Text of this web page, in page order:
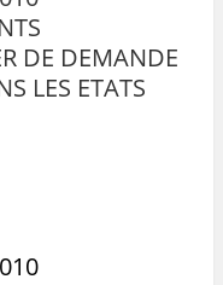
DE DEMANDE
LES ETATS